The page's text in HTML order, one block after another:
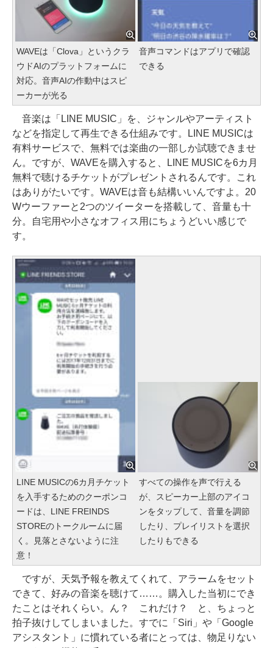
WAVEは「Clova」というクラ
ウドAIのプラットフォームに
対応。音声AIの作動中はスピ
ーカーが光る
音声コマンドはアプリで確認
できる
音楽は「LINE MUSIC」を、ジャンルやアーティスト
などを指定して再生できる仕組みです。LINE MUSICは
有料サービスで、無料では楽曲の一部しか試聴できませ
ん。ですが、WAVEを購入すると、LINE MUSICを6カ月
無料で聴けるチケットがプレゼントされるんです。これ
はありがたいです。WAVEは音も結構いいんですよ。20
Wウーファーと2つのツイーターを搭載して、音量も十
分。自宅用や小さなオフィス用にちょうどいい感じで
す。
LINE MUSICの6カ月チケット
を入手するためのクーポンコ
ードは、LINE FREINDS
STOREのトークルームに届
く。見落とさないように注
意！
すべての操作を声で行える
が、スピーカー上部のアイコ
ンをタップして、音量を調節
したり、プレイリストを選択
したりもできる
ですが、天気予報を教えてくれて、アラームをセット
できて、好みの音楽を聴けて……。購入した当初にでき
たことはそれくらい。ん？ これだけ？ と、ちょっと
拍子抜けしてしまいました。すでに「Siri」や「Google
アシスタント」に慣れている者にとっては、物足りない